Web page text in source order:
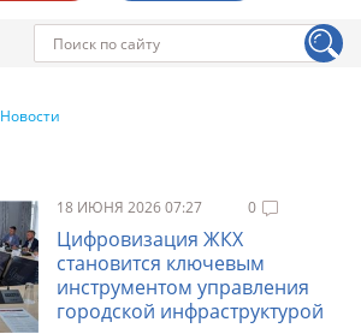
Новости
18 ИЮНЯ 2026 07:27 0
Цифровизация ЖКХ
становится ключевым
инструментом управления
городской инфраструктурой